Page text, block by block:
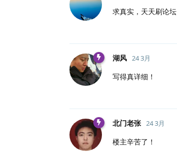
求真实，天天刷论坛
湖风 24 3月
写得真详细！
北门老张 24 3月
楼主辛苦了！